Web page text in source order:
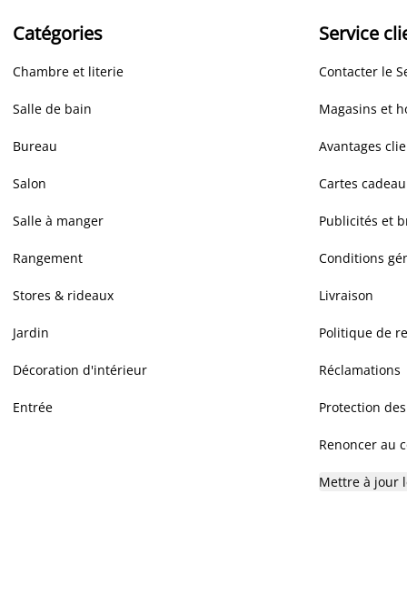
Catégories
Chambre et literie
Salle de bain
Bureau
Salon
Salle à manger
Rangement
Stores & rideaux
Jardin
Décoration d'intérieur
Entrée
Service
Contacter le
Magasins et
Avantages
Cartes cadeau
Publicités et
Conditions
Livraison
Politique de
Réclamations
Protection
Renoncer au
Mettre à jour